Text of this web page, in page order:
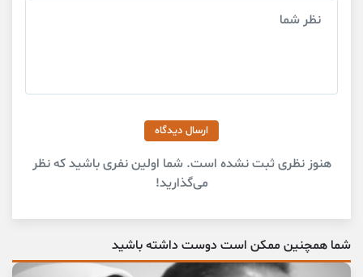
ارسال دیدگاه
هنوز نظری ثبت نشده است. شما اولین نفری باشید که نظر
می‌گذارید!
شما همچنین ممکن است دوست داشته باشید